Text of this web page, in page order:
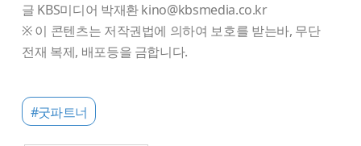
글 KBS미디어 박재환 kino@kbsmedia.co.kr
※ 이 콘텐츠는 저작권법에 의하여 보호를 받는바, 무단
전재 복제, 배포등을 금합니다.
#굿파트너